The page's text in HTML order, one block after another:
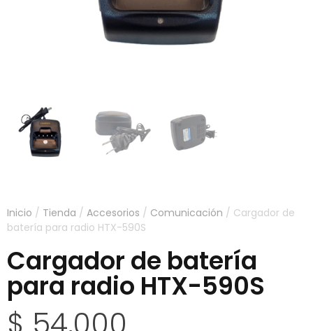
Inicio / Tienda / Accesorios / Comunicación / Cargador de
batería para radio HTX-590S
Cargador de batería
para radio HTX-590S